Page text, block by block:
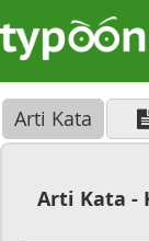
Arti Kata
Arti Kata -